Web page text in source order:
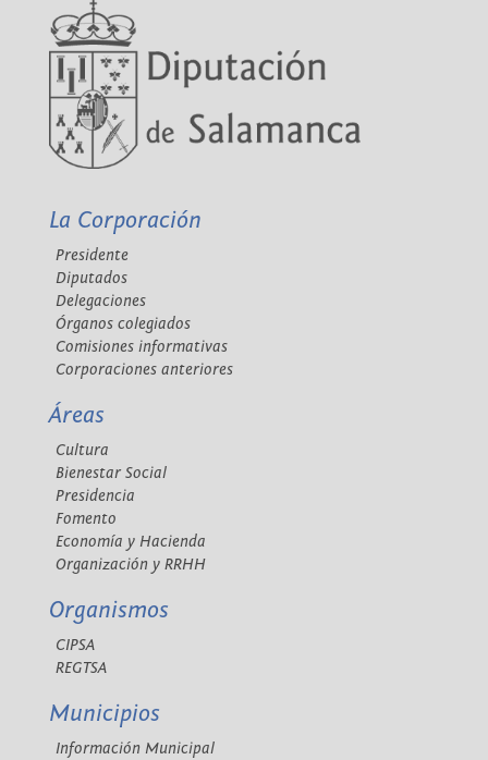
La Corporación
Presidente
Diputados
Delegaciones
Órganos colegiados
Comisiones informativas
Corporaciones anteriores
Áreas
Cultura
Bienestar Social
Presidencia
Fomento
Economía y Hacienda
Organización y RRHH
Organismos
CIPSA
REGTSA
Municipios
Información Municipal